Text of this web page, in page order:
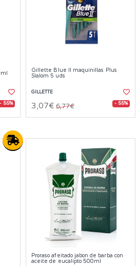
- 55%
Gillette Blue II maquinillas Plus
Slalom 5 uds
GILLETTE
3,07€ 6,77€ - 55%
Proraso afeitado jabon de barba con
aceite de eucalipto 500ml